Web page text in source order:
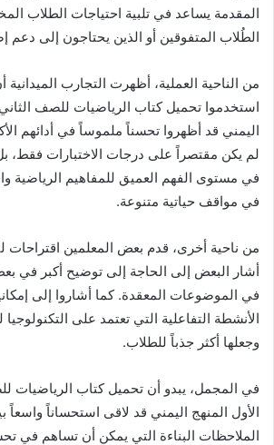
المقدمة يساعد في تلبية احتياجات الطلاب
الطُلاب المتفوقين أو الذين يحتاجون إلى دعم
من الناحية العملية، أظهرت التجارب الميدانية
استخدموا تحميل كتاب الرياضيات للصف الثاني
اليمني قد أظهروا تحسناً ملموساً في أدائهم
لم يكن مقتصراً على درجات الاختبارات فقط،
في مستوى الفهم العميق للمفاهيم الرياضية
في مواقف حياتية متنوعة.
من ناحية أخرى، قدم بعض المعلمين اقتراحات
أشار البعض إلى الحاجة إلى توضيح أكبر في
في الموضوعات المعقدة. كما أشاروا إلى
الأنشطة التفاعلية التي تعتمد على التكنولوجيا
وجعلها أكثر جذباً للطلاب.
في المجمل، يبدو أن تحميل كتاب الرياضيات
الأول المنهج اليمني قد لاقى استحساناً واسعاً
الملاحظات البناءة التي يمكن أن تساهم في